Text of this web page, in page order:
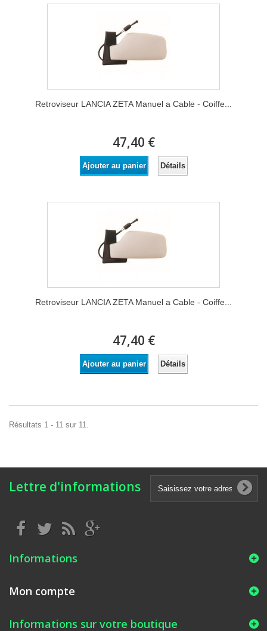
Retroviseur LANCIA ZETA Manuel a Cable - Coiffe...
47,40 €
Ajouter au panier Détails
Retroviseur LANCIA ZETA Manuel a Cable - Coiffe...
47,40 €
Ajouter au panier Détails
Résultats 1 - 11 sur 11.
Lettre d'informations
Informations
Mon compte
Informations sur votre boutique